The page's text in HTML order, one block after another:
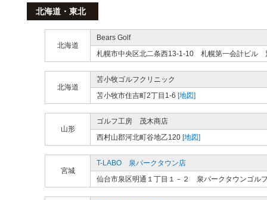
北海道・東北
北海道
Bears Golf
札幌市中央区北二条西13-1-10 札幌第一会計ビル
北海道
苫小牧ゴルフクリニック
苫小牧市住吉町2丁目1-6 [地図]
山形
ゴルフ工房 茂木商店
西村山郡河北町谷地乙120 [地図]
宮城
T-LABO 泉パークタウン店
仙台市泉区明通１丁目１－２ 泉パークタウンゴル